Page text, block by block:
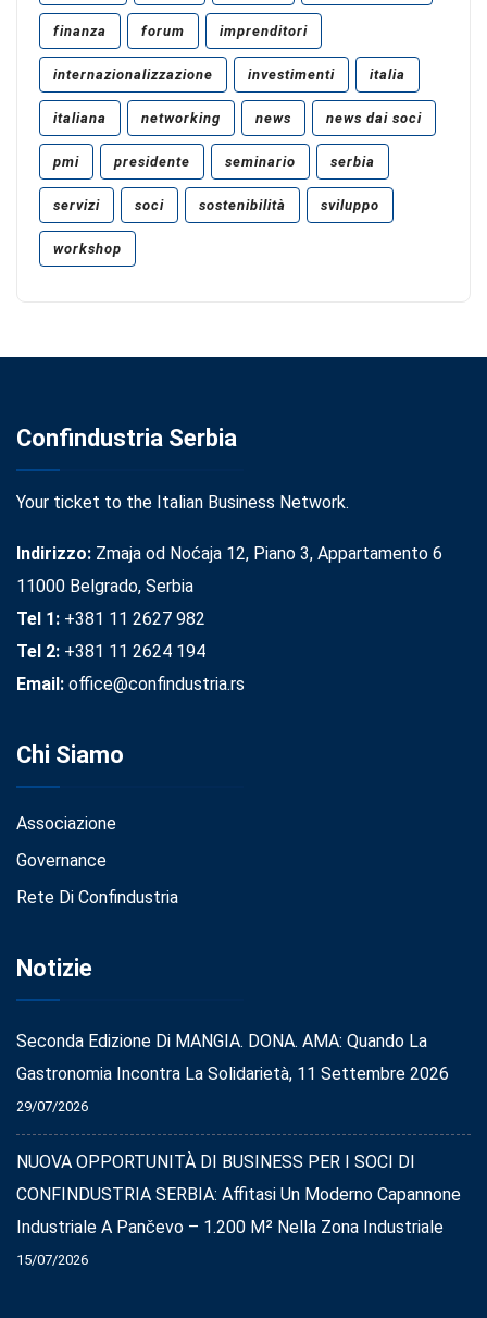
finanza forum imprenditori
internazionalizzazione investimenti italia
italiana networking news news dai soci
pmi presidente seminario serbia
servizi soci sostenibilità sviluppo
workshop
Confindustria Serbia
Your ticket to the Italian Business Network.
Indirizzo: Zmaja od Noćaja 12, Piano 3, Appartamento 6
11000 Belgrado, Serbia
Tel 1: +381 11 2627 982
Tel 2: +381 11 2624 194
Email: office@confindustria.rs
Chi Siamo
Associazione
Governance
Rete Di Confindustria
Notizie
Seconda Edizione Di MANGIA. DONA. AMA: Quando La
Gastronomia Incontra La Solidarietà, 11 Settembre 2026
29/07/2026
NUOVA OPPORTUNITÀ DI BUSINESS PER I SOCI DI
CONFINDUSTRIA SERBIA: Affitasi Un Moderno Capannone
Industriale A Pančevo – 1.200 M² Nella Zona Industriale
15/07/2026